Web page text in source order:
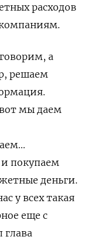
расходов
а
решаем
мы даем
покупаем
деньги.
у всех такая
еще с
глава